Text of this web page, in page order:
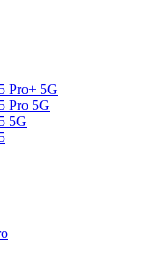
Pro+ 5G
Pro 5G
5G